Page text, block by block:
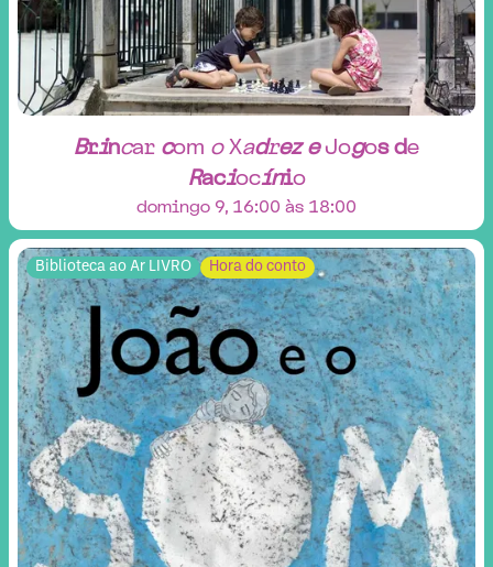
Brincar com o Xadrez e Jogos de
Raciocínio
domingo 9, 16:00 às 18:00
Biblioteca ao Ar LIVRO Hora do conto